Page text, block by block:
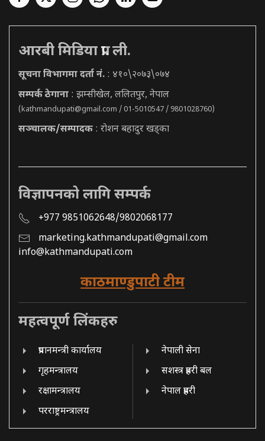
आरबी मिडिया प्रा. ली.
सूचना विभागमा दर्ता नं. : ४१०\२०७३\०७४
सम्पर्क ठेगाना : झम्सीखेल, ललितपुर, नेपाल
(kathmandupati@gmail.com / 01-5010547 / 9801028760)
सञ्चालक/सम्पादक : रोशन बहादुर खड्का
विज्ञापनको लागि सम्पर्क
+977 9851062648/9802068177
marketing.kathmandupati@gmail.com
info@kathmandupati.com
काठमाण्डुपाटी टीम
महत्वपूर्ण लिंकहरु
प्रधानमन्त्री कार्यालय
गृहमन्त्रालय
रक्षामन्त्रालय
परराष्ट्रमन्त्रालय
नेपाली सेना
सशस्त्र प्रहरी बल
नेपाल प्रहरी